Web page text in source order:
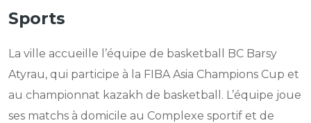
Sports
La ville accueille l’équipe de basketball BC Barsy
Atyrau, qui participe à la FIBA Asia Champions Cup et
au championnat kazakh de basketball. L’équipe joue
ses matchs à domicile au Complexe sportif et de